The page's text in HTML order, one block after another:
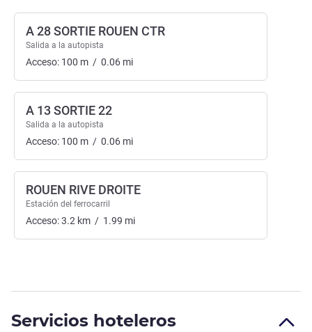
A 28 SORTIE ROUEN CTR
Salida a la autopista
Acceso: 100 m / 0.06 mi
A 13 SORTIE 22
Salida a la autopista
Acceso: 100 m / 0.06 mi
ROUEN RIVE DROITE
Estación del ferrocarril
Acceso:3.2 km / 1.99 mi
Servicios hoteleros